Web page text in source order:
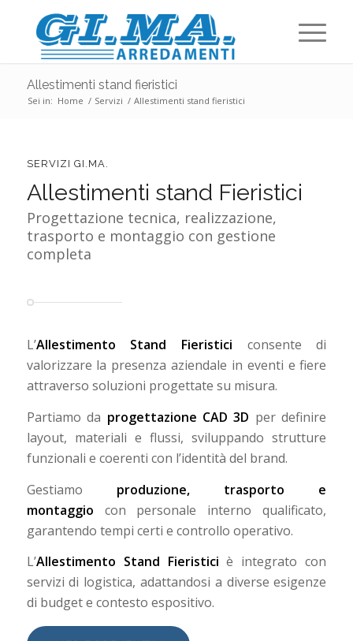
Allestimenti stand fieristici
Sei in: Home / Servizi / Allestimenti stand fieristici
SERVIZI GI.MA.
Allestimenti stand Fieristici
Progettazione tecnica, realizzazione,
trasporto e montaggio con gestione
completa
L’Allestimento Stand Fieristici consente di
valorizzare la presenza aziendale in eventi e fiere
attraverso soluzioni progettate su misura.
Partiamo da progettazione CAD 3D per definire
layout, materiali e flussi, sviluppando strutture
funzionali e coerenti con l’identità del brand.
Gestiamo produzione, trasporto e
montaggio con personale interno qualificato,
garantendo tempi certi e controllo operativo.
L’Allestimento Stand Fieristici è integrato con
servizi di logistica, adattandosi a diverse esigenze
di budget e contesto espositivo.